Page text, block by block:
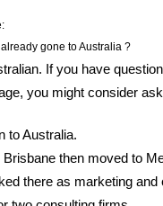
gone to Australia ?
If you have
you might consider
to Australia.
Brisbane then moved to
there as marketing and